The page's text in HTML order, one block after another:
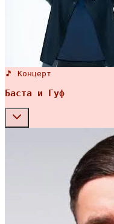
🎵 Концерт
Баста и Гуф